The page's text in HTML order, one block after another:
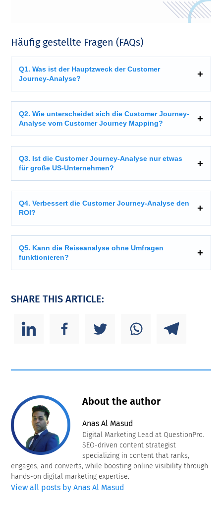
Häufig gestellte Fragen (FAQs)
Q1. Was ist der Hauptzweck der Customer
Journey-Analyse?
Q2. Wie unterscheidet sich die Customer Journey-
Analyse vom Customer Journey Mapping?
Q3. Ist die Customer Journey-Analyse nur etwas
für große US-Unternehmen?
Q4. Verbessert die Customer Journey-Analyse den
ROI?
Q5. Kann die Reiseanalyse ohne Umfragen
funktionieren?
SHARE THIS ARTICLE:
About the author
Anas Al Masud
Digital Marketing Lead at QuestionPro.
SEO-driven content strategist
specializing in content that ranks,
engages, and converts, while boosting online visibility through
hands-on digital marketing expertise.
View all posts by Anas Al Masud